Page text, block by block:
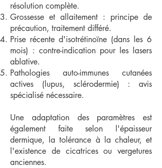
résolution complète.
Grossesse et allaitement : principe de
précaution, traitement différé.
Prise récente d'isotrétinoïne (dans les 6
mois) : contre-indication pour les lasers
ablative.
Pathologies auto-immunes cutanées
actives (lupus, sclérodermie) : avis
spécialisé nécessaire.
Une adaptation des paramètres est
également faite selon l'épaisseur
dermique, la tolérance à la chaleur, et
l'existence de cicatrices ou vergetures
anciennes.